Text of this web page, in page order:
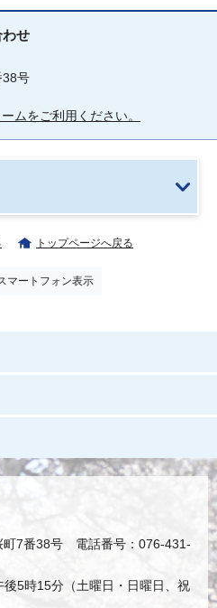
わせ
38号
ムをご利用ください。
トップページへ戻る
マートフォン表示
町7番38号 電話番号：076-431-
5時15分（土曜日・日曜日、祝